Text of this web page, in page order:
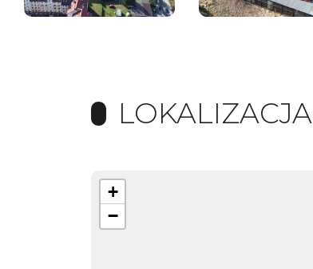
LOKALIZACJA
+
−